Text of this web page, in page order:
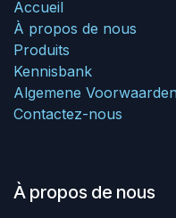
Accueil
À propos de nous
Produits
Kennisbank
Algemene Voorwaarden
Contactez-nous
À propos de nous